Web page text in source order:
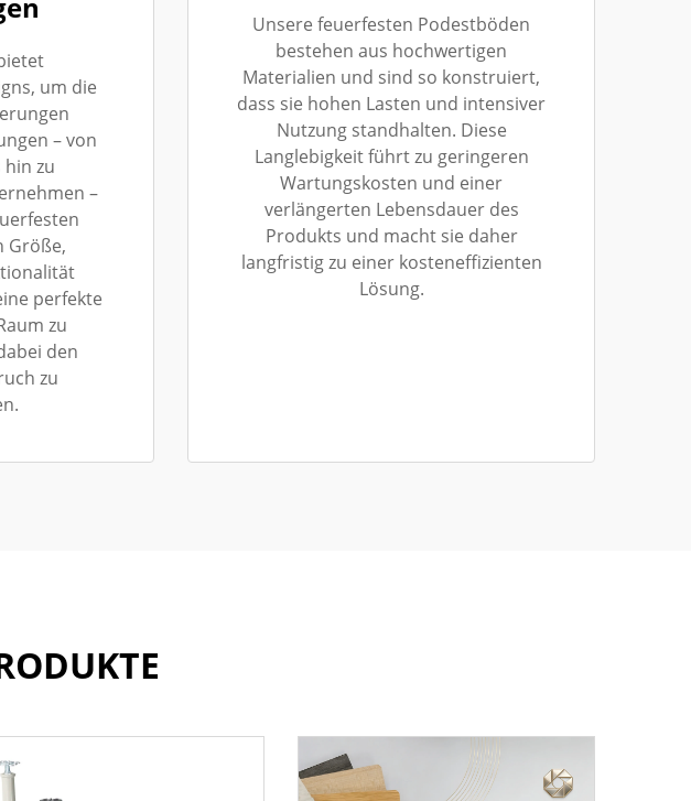
um die
– von
hin zu
–
Größe,
perfekte
zu
den
zu
Unsere feuerfesten Podestböden
bestehen aus hochwertigen
Materialien und sind so konstruiert,
dass sie hohen Lasten und intensiver
Nutzung standhalten. Diese
Langlebigkeit führt zu geringeren
Wartungskosten und einer
verlängerten Lebensdauer des
Produkts und macht sie daher
langfristig zu einer kosteneffizienten
Lösung.